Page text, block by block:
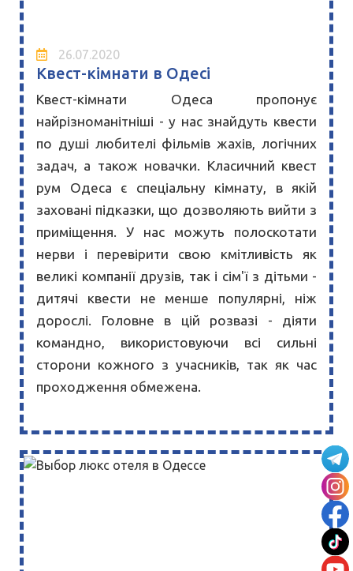
26.07.2020
Квест-кімнати в Одесі
Квест-кімнати Одеса пропонує
найрізноманітніші - у нас знайдуть квести
по душі любителі фільмів жахів, логічних
задач, а також новачки. Класичний квест
рум Одеса є спеціальну кімнату, в якій
заховані підказки, що дозволяють вийти з
приміщення. У нас можуть полоскотати
нерви і перевірити свою кмітливість як
великі компанії друзів, так і сім'ї з дітьми -
дитячі квести не менше популярні, ніж
дорослі. Головне в цій розвазі - діяти
командно, використовуючи всі сильні
сторони кожного з учасників, так як час
проходження обмежена.